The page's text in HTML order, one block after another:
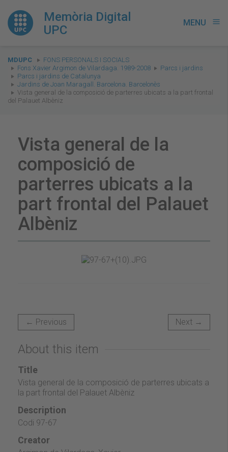
Memòria Digital
UPC
MENU menu
You
are
here:
MDUPC
FONS PERSONALS I SOCIALS
Fons Xavier Argimon de Vilardaga. 1989-2008
Parcs i jardins
Parcs i jardins de Catalunya
Jardins de Joan Maragall. Barcelona. Barcelonès
Vista general de la composició de parterres ubicats a la part frontal
del Palauet Albèniz
Vista general de la
composició de
parterres ubicats a la
part frontal del Palauet
Albèniz
← Previous Next →
About this item
Title
Vista general de la composició de parterres ubicats a
la part frontal del Palauet Albèniz
Description
Codi 97-67
Creator